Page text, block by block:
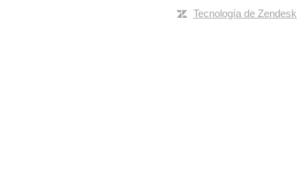
Tecnología de Zendesk